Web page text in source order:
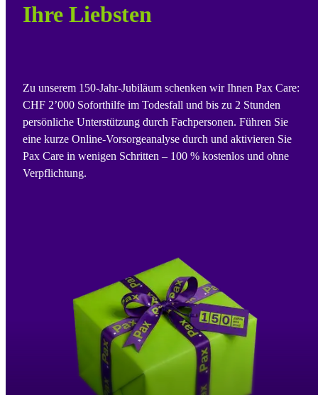
Ihre Liebsten
Zu unserem 150-Jahr-Jubiläum schenken wir Ihnen Pax Care:
CHF 2’000 Soforthilfe im Todesfall und bis zu 2 Stunden
persönliche Unterstützung durch Fachpersonen. Führen Sie
eine kurze Online-Vorsorgeanalyse durch und aktivieren Sie
Pax Care in wenigen Schritten – 100 % kostenlos und ohne
Verpflichtung.